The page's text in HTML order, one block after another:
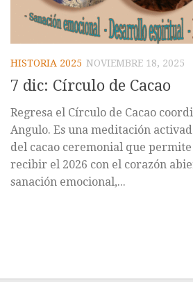
HISTORIA 2025 NOVIEMBRE 18, 2025
7 dic: Círculo de Cacao
Regresa el Círculo de Cacao
Angulo. Es una meditación
del cacao ceremonial que
recibir el 2026 con el corazón
sanación emocional,...